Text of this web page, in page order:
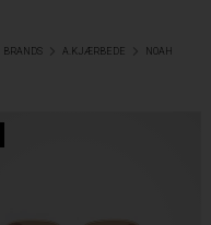
BRANDS A.KJÆRBEDE NOAH